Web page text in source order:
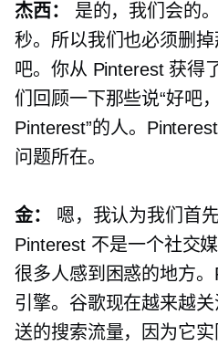
杰西：
是的，我们会的
秒。所以我们也必须删
吧。你从 Pinterest 获得
们回顾一下那些说“好吧
Pinterest”的人。
问题所在。
金：
嗯，我认为我们首
Pinterest 不是一个社交
很多人感到困惑的地方
引擎。谷歌现在越来越
送的搜索流量，因为它